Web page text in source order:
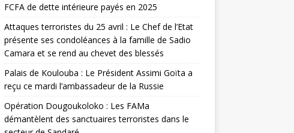
FCFA de dette intérieure payés en 2025
Attaques terroristes du 25 avril : Le Chef de l’Etat
présente ses condoléances à la famille de Sadio
Camara et se rend au chevet des blessés
Palais de Koulouba : Le Président Assimi Goïta a
reçu ce mardi l’ambassadeur de la Russie
Opération Dougoukoloko : Les FAMa
démantèlent des sanctuaires terroristes dans le